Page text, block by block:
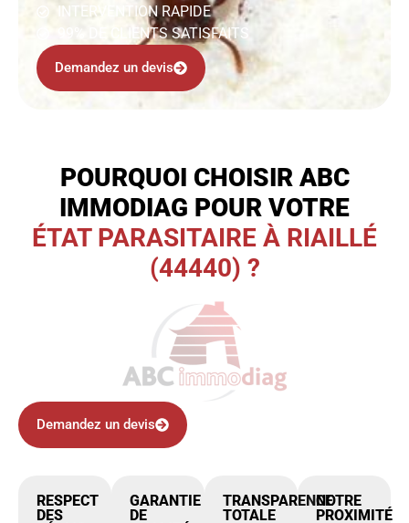
INTERVENTION RAPIDE
99% DE CLIENTS SATISFAITS
Demandez un devis
POURQUOI CHOISIR ABC
IMMODIAG POUR VOTRE
ÉTAT PARASITAIRE À RIAILLÉ
(44440) ?
Demandez un devis
RESPECT
DES
GARANTIE
DE
TRANSPARENCE
TOTALE
NOTRE
PROXIMITÉ